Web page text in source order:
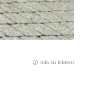
Info zu Bildern